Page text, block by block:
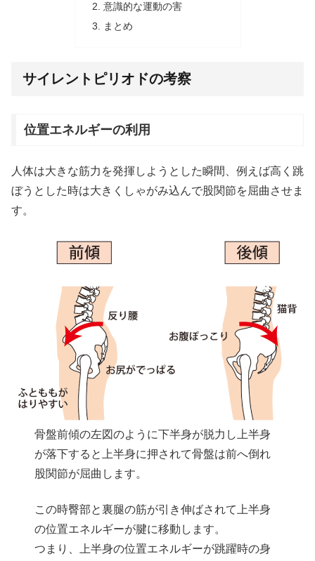
意識的な運動の害
まとめ
サイレントピリオドの考察
位置エネルギーの利用
人体は大きな筋力を発揮しようとした瞬間、例えば高く跳
ぼうとした時は大きくしゃがみ込んで股関節を屈曲させま
す。
骨盤前傾の左図のように下半身が脱力し上半身
が落下すると上半身に押されて骨盤は前へ倒れ
股関節が屈曲します。
この時臀部と裏腿の筋が引き伸ばされて上半身
の位置エネルギーが腱に移動します。
つまり、上半身の位置エネルギーが跳躍時の身